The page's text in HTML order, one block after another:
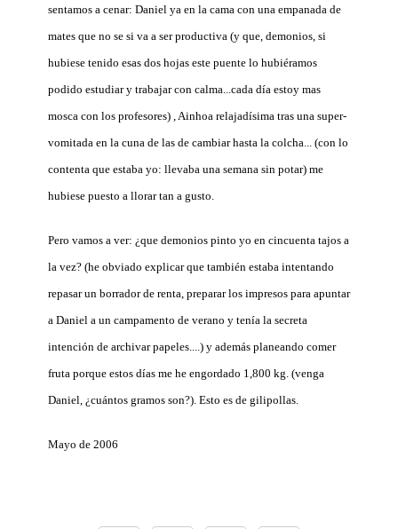
sentamos a cenar: Daniel ya en la cama con una empanada de
mates que no se si va a ser productiva (y que, demonios, si
hubiese tenido esas dos hojas este puente lo hubiéramos
podido estudiar y trabajar con calma...cada día estoy mas
mosca con los profesores) , Ainhoa relajadísima tras una super-
vomitada en la cuna de las de cambiar hasta la colcha... (con lo
contenta que estaba yo: llevaba una semana sin potar) me
hubiese puesto a llorar tan a gusto.
Pero vamos a ver: ¿que demonios pinto yo en cincuenta tajos a
la vez? (he obviado explicar que también estaba intentando
repasar un borrador de renta, preparar los impresos para apuntar
a Daniel a un campamento de verano y tenía la secreta
intención de archivar papeles....) y además planeando comer
fruta porque estos días me he engordado 1,800 kg. (venga
Daniel, ¿cuántos gramos son?). Esto es de gilipollas.
Mayo de 2006